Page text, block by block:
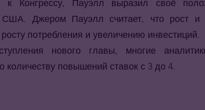
к Конгрессу, Пауэлл выразил своё
США. Джером Пауэлл считает, что рост и
потребления и увеличению инвестиций.
нового главы, многие
количеству повышений ставок с 3 до 4.